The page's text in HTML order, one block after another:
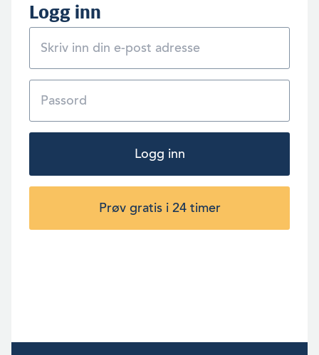
Logg inn
Logg inn
Prøv gratis i 24 timer